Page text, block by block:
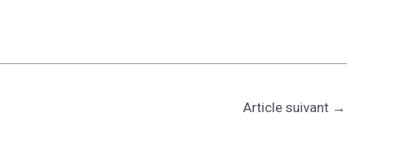
Article suivant →